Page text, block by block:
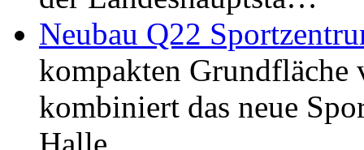
Neubau Q22
kompakten Grundfläche
kombiniert das neue
Halle…